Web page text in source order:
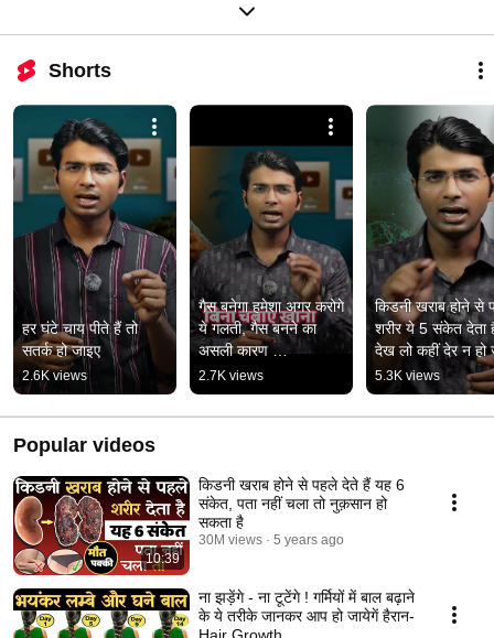
Shorts
हर घंटे चाय पीते हैं तो
सतर्क हो जाइए
2.6K views
गैस बनेगा हमेशा अगर करोगे
ये गलती, गैस बनने का
असली कारण
#healthtips
#gaskailaj
2.7K views
किडनी खराब होने से
शरीर ये 5 संकेत देता
देख लो कहीं देर न हो
5.3K views
Popular videos
10:39
किडनी खराब होने से पहले देते हैं यह 6
संकेत, पता नहीं चला तो नुक़सान हो
सकता है
30M views 5 years ago
ना झड़ेंगे - ना टूटेंगे ! गर्मियों में बाल बढ़ाने
के ये तरीके जानकर आप हो जायेगें हैरान-